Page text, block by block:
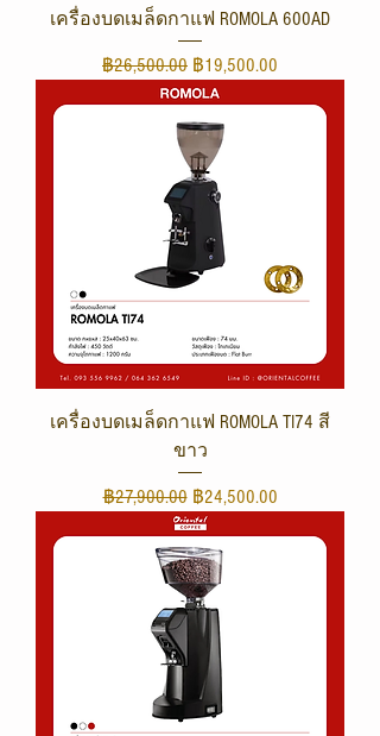
เครื่องบดเมล็ดกาแฟ ROMOLA 600AD
ราคาปกติ
฿26,500.00 ราคาขายลด
฿19,500.00
เครื่องบดเมล็ดกาแฟ ROMOLA TI74 สี
ขาว
ราคาปกติ
฿27,900.00 ราคาขายลด
฿24,500.00